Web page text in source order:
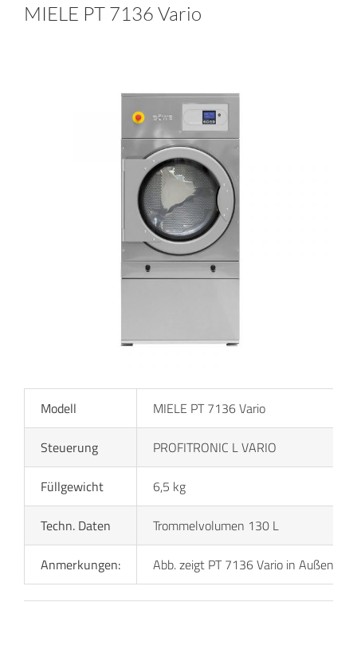
MIELE PT 7136 Vario
Modell MIELE PT 7136 Vario
Steuerung PROFITRONIC L VARIO
Füllgewicht 6,5 kg
Techn. Daten Trommelvolumen 130 L
Anmerkungen: Abb. zeigt PT 7136 Vario in